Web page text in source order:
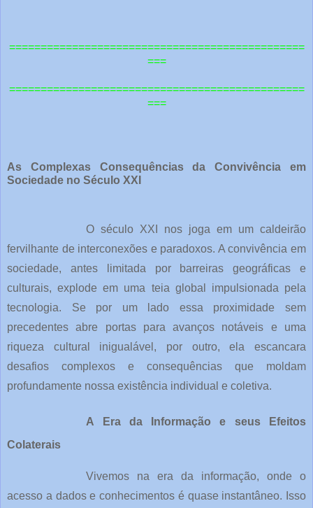
===============================================
===
===============================================
===
As Complexas Consequências da Convivência em
Sociedade no Século XXI
O século XXI nos joga em um caldeirão
fervilhante de interconexões e paradoxos. A convivência em
sociedade, antes limitada por barreiras geográficas e
culturais, explode em uma teia global impulsionada pela
tecnologia. Se por um lado essa proximidade sem
precedentes abre portas para avanços notáveis e uma
riqueza cultural inigualável, por outro, ela escancara
desafios complexos e consequências que moldam
profundamente nossa existência individual e coletiva.
A Era da Informação e seus Efeitos
Colaterais
Vivemos na era da informação, onde o
acesso a dados e conhecimentos é quase instantâneo. Isso